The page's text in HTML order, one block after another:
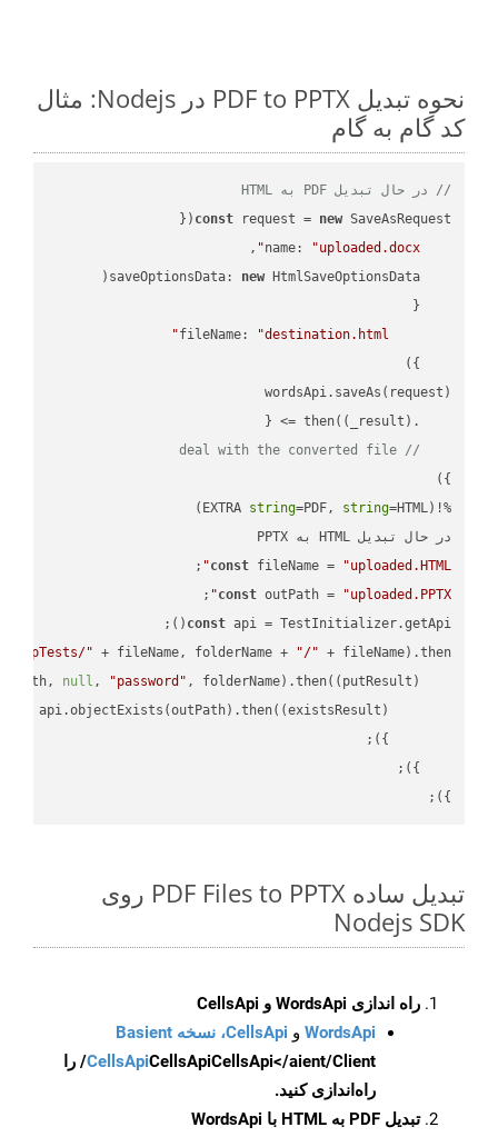
نحوه تبدیل PDF to PPTX در Nodejs: مثال
کد گام به گام
// در حال تبدیل PDF به HTML
const request = new
name: "uploaded.docx"
saveOptionsData: new
fileName:
"destination.html"
    .then(
( _result ) =>
// deal with the converted file
%!(EXTRA
string=PDF, string
در حال تبدیل HTML به PPTX
const fileName = "uploaded.HTML"
;
const outPath = "uploaded.PPTX"
;
const api = TestInitializer.getApi();
"TempTests/" + fileName, folderName + "/" + fileName).then(
null , "password" , folderName).then( ( putResult ) =>
api.objectExists(outPath).then( (existsResult ) =>
});
تبدیل ساده PDF Files to PPTX روی
Nodejs SDK
راه اندازی WordsApi و CellsApi
WordsApi و CellsApi، نسخه Basient
CellsApiCellsApi
CellsApi</aient/Client/ را
راه‌اندازی کنید.
تبدیل PDF به HTML با WordsApi